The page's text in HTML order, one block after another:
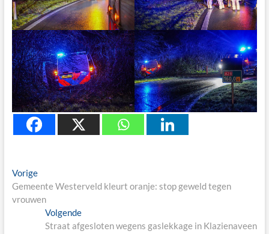
Berichtnavigatie
VorigePrevious
post:
Gemeente Westerveld kleurt oranje: stop geweld tegen
vrouwen
VolgendeNext
post:
Straat afgesloten wegens gaslekkage in Klazienaveen